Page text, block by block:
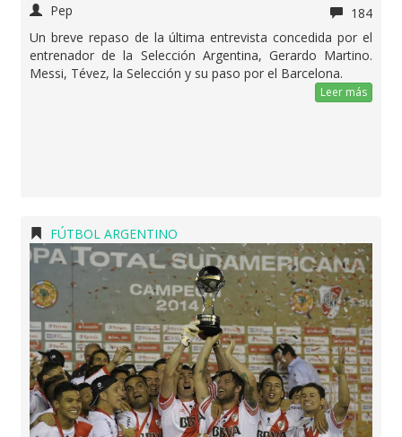
Pep
184
Un breve repaso de la última entrevista concedida por el
entrenador de la Selección Argentina, Gerardo Martino.
Messi, Tévez, la Selección y su paso por el Barcelona.
Leer más
FÚTBOL ARGENTINO